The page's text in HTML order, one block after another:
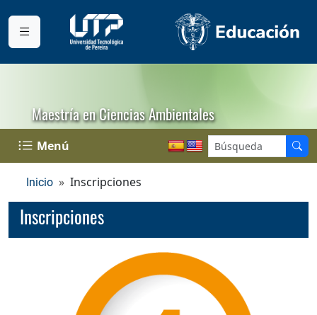
Maestría en Ciencias Ambientales
Menú
Inicio Inscripciones
Inscripciones